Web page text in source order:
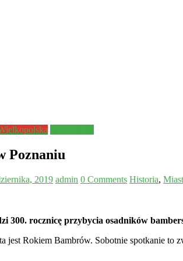
Poznaniu
2019 admin 0 Comments Historia,
300. rocznicę przybycia osadników
jest Rokiem Bambrów. Sobotnie spotkanie to